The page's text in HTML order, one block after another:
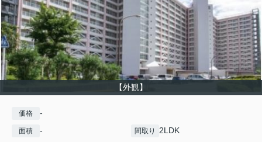
【外観】
価格 -
面積 - 間取り 2LDK